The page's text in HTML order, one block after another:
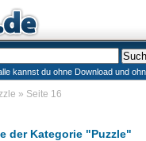
kannst du ohne Download und
» Seite 16
der Kategorie "Puzzle"